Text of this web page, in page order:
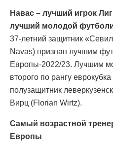
Навас – лучший игрок
лучший молодой
37-летний защитник
Navas) признан лучшим
Европы-2022/23. Лучшим
второго по рангу
полузащитник
Вирц (Florian Wirtz).
Самый возрастной
Европы